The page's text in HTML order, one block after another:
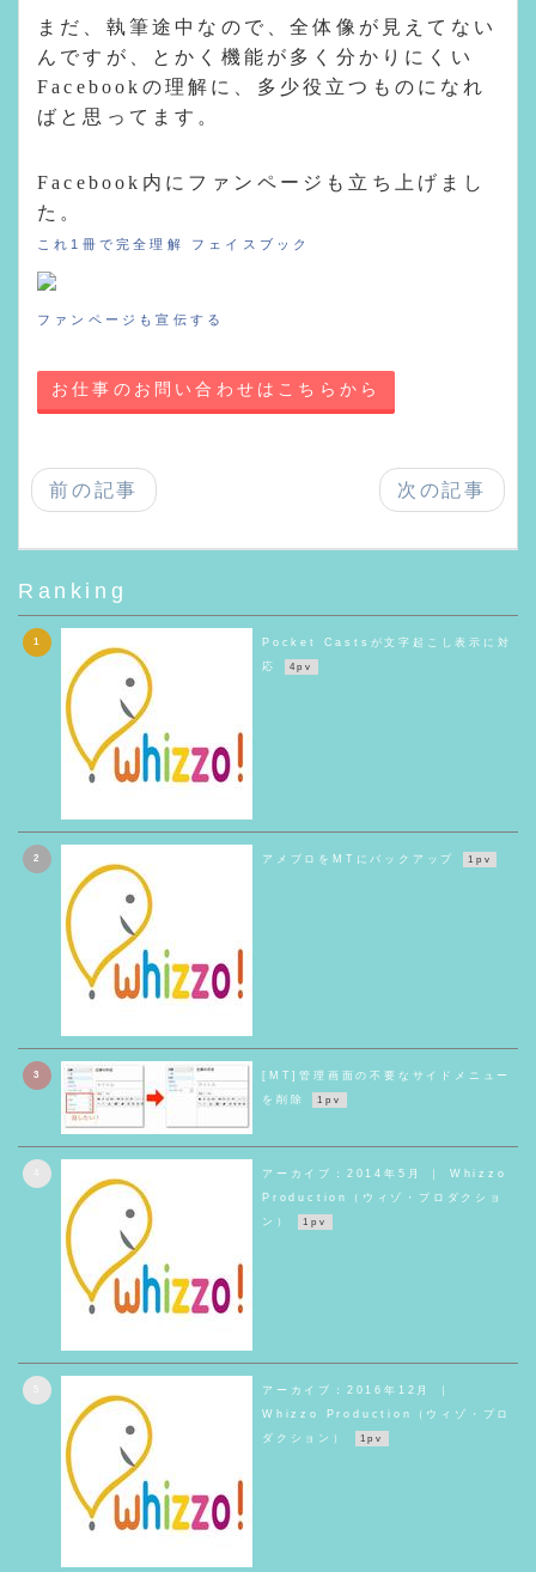
まだ、執筆途中なので、全体像が見えてない
んですが、とかく機能が多く分かりにくい
Facebookの理解に、多少役立つものになれ
ばと思ってます。
Facebook内にファンページも立ち上げまし
た。
これ1冊で完全理解 フェイスブック
ファンページも宣伝する
お仕事のお問い合わせはこちらから
前の記事 次の記事
Ranking
1
Pocket Castsが文字起こし表示に対
応
4pv
2 アメブロをMTにバックアップ 1pv
3
[MT]管理画面の不要なサイドメニュー
を削除
1pv
アーカイブ：2014年5月 ｜ Whizzo
Production（ウィゾ・プロダクショ
ン）
1pv
アーカイブ：2016年12月 ｜
Whizzo Production（ウィゾ・プロ
ダクション）
1pv